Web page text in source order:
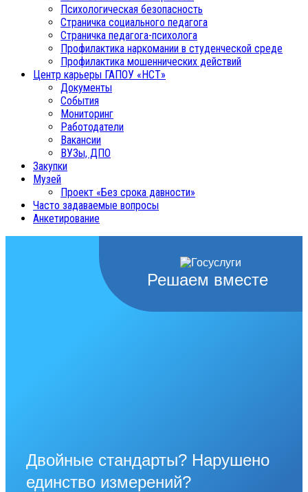
Психологическая безопасность
Страничка социального педагога
Страничка педагога-психолога
Профилактика наркомании в студенческой среде
Профилактика мошеннических действий
Центр карьеры ГАПОУ «НСТ»
Документы
События
Мониторинг
Работодатели
Вакансии
ВУЗы, ДПО
Закупки
Музей
Проект «Без срока давности»
Часто задаваемые вопросы
Анкетирование
Решаем вместе
Двойные стандарты? Нарушено
единство измерений?